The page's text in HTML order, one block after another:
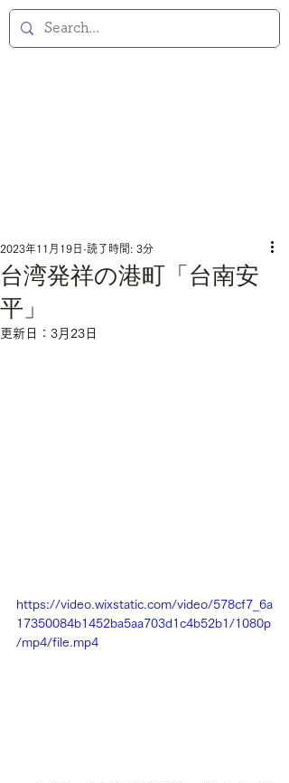
台湾発祥の港町「台南安
平」
2023年11月19日 読了時間: 3分
更新日： 3月23日
https://video.wixstatic.com/video/578cf7_6a
17350084b1452ba5aa703d1c4b52b1/1080p
/mp4/file.mp4